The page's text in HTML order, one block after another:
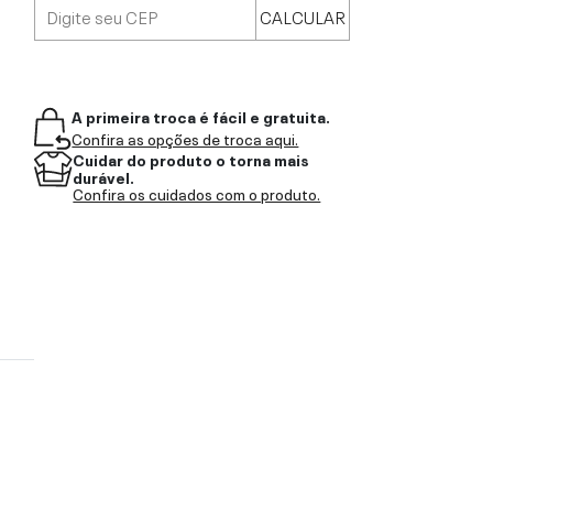
CALCULAR
A primeira troca é fácil e gratuita.
Confira as opções de troca aqui.
Cuidar do produto o torna mais
durável.
Confira os cuidados com o produto.